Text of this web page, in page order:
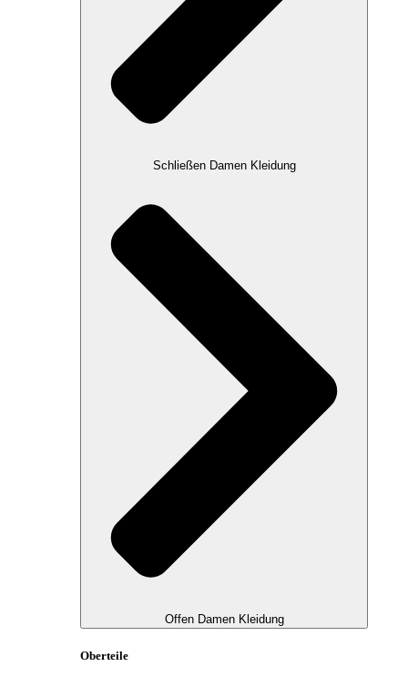
Schließen Damen Kleidung
Offen Damen Kleidung
Oberteile